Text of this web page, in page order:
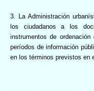
3. La Administración
los ciudadanos a los
instrumentos de
períodos de información
en los términos previstos en